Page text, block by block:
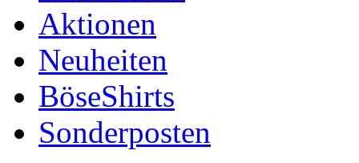
Aktionen
Neuheiten
BöseShirts
Sonderposten